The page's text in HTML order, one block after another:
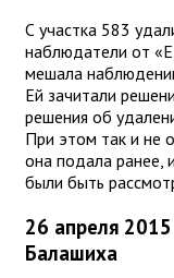
С участка 583
наблюдатели от
мешала
Ей зачитали
решения об
При этом так и не
она подала ранее,
были быть
26 апреля 2015
Балашиха